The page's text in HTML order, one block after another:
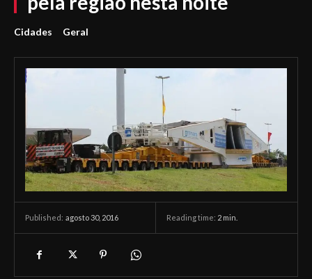
Cidades Geral
Published: agosto 30, 2016 Reading time: 2 min.